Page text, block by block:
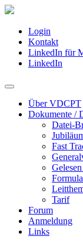
Login
Kontakt
LinkedIn für
LinkedIn
Über VDCPT
Dokumente /
Datei-
Fast
Tarif
Forum
Anmeldung
Links